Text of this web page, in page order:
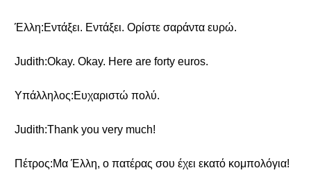
Έλλη:Εντάξει. Εντάξει. Ορίστε σαράντα ευρώ.
Judith:Okay. Okay. Here are forty euros.
Υπάλληλος:Ευχαριστώ πολύ.
Judith:Thank you very much!
Πέτρος:Μα Έλλη, ο πατέρας σου έχει εκατό κομπολόγια!